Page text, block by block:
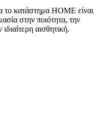
το κατάστημα ΗΟΜΕ είναι
στην ποιότητα, την
ιδιαίτερη αισθητική.